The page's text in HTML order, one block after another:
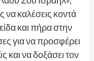
καλέσεις κοντά
και πήρα στην
για να προσφέρει
και να δοξάσει τον